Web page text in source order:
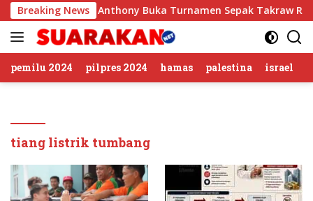
Langsung
ke
konten
Breaking News
RI Ke-81, Ricky Anthony Buka Turnamen Sepak Takraw RA
pemilu 2024 pilpres 2024 hamas palestina israel
tiang listrik tumbang